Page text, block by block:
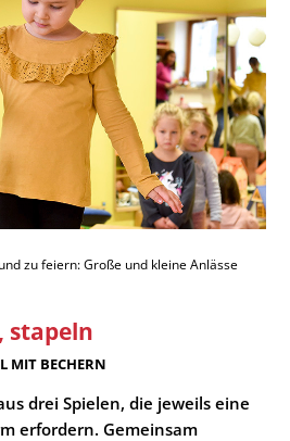
zu feiern: Große und kleine Anlässe
stapeln
MIT BECHERN
drei Spielen, die jeweils eine
erfordern. Gemeinsam